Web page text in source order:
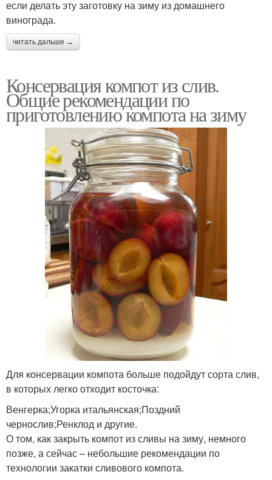
если делать эту заготовку на зиму из домашнего
винограда.
читать дальше →
Консервация компот из слив.
Общие рекомендации по
приготовлению компота на зиму
Для консервации компота больше подойдут сорта слив,
в которых легко отходит косточка:
Венгерка;Угорка итальянская;Поздний
чернослив;Ренклод и другие.
О том, как закрыть компот из сливы на зиму, немного
позже, а сейчас – небольшие рекомендации по
технологии закатки сливового компота.